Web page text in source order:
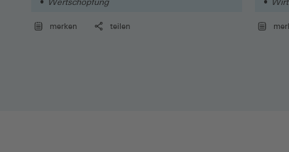
Wertschöpfung
merken teilen